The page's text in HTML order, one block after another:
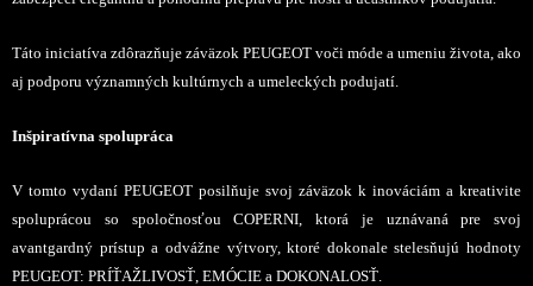
Táto iniciatíva zdôrazňuje záväzok PEUGEOT voči móde a umeniu života, ako
aj podporu významných kultúrnych a umeleckých podujatí.
Inšpiratívna spolupráca
V tomto vydaní PEUGEOT posilňuje svoj záväzok k inováciám a kreativite
spoluprácou so spoločnosťou COPERNI, ktorá je uznávaná pre svoj
avantgardný prístup a odvážne výtvory, ktoré dokonale stelesňujú hodnoty
PEUGEOT: PRÍŤAŽLIVOSŤ, EMÓCIE a DOKONALOSŤ.